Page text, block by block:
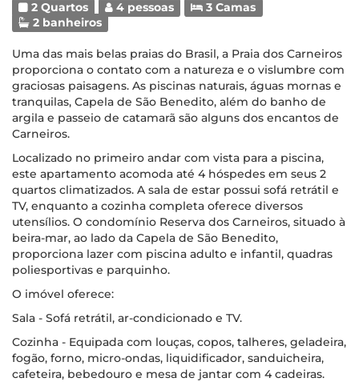
2 Quartos 4 pessoas
3 Camas
2 banheiros
Uma das mais belas praias do Brasil, a Praia dos Carneiros
proporciona o contato com a natureza e o vislumbre com
graciosas paisagens. As piscinas naturais, águas mornas e
tranquilas, Capela de São Benedito, além do banho de
argila e passeio de catamarã são alguns dos encantos de
Carneiros.
Localizado no primeiro andar com vista para a piscina,
este apartamento acomoda até 4 hóspedes em seus 2
quartos climatizados. A sala de estar possui sofá retrátil e
TV, enquanto a cozinha completa oferece diversos
utensílios. O condomínio Reserva dos Carneiros, situado à
beira-mar, ao lado da Capela de São Benedito,
proporciona lazer com piscina adulto e infantil, quadras
poliesportivas e parquinho.
O imóvel oferece:
Sala - Sofá retrátil, ar-condicionado e TV.
Cozinha - Equipada com louças, copos, talheres, geladeira,
fogão, forno, micro-ondas, liquidificador, sanduicheira,
cafeteira, bebedouro e mesa de jantar com 4 cadeiras.